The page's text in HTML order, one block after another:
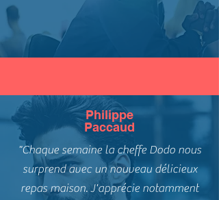
Philippe
Paccaud
"Chaque semaine la cheffe Dodo nous
surprend avec un nouveau délicieux
repas maison. J'apprécie notamment